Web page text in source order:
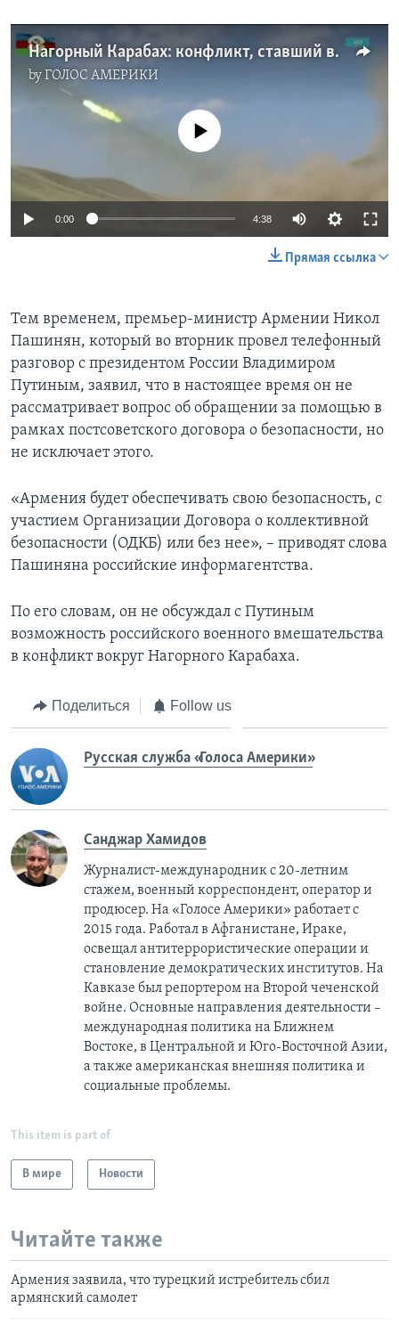
Нагорный Карабах: конфликт, ставший войной
byГОЛОС АМЕРИКИ
No media source currently available
0:00 4:38
Прямая ссылка
Тем временем, премьер-министр Армении Никол
Пашинян, который во вторник провел телефонный
разговор с президентом России Владимиром
Путиным, заявил, что в настоящее время он не
рассматривает вопрос об обращении за помощью в
рамках постсоветского договора о безопасности, но
не исключает этого.
«Армения будет обеспечивать свою безопасность, с
участием Организации Договора о коллективной
безопасности (ОДКБ) или без нее», – приводят слова
Пашиняна российские информагентства.
По его словам, он не обсуждал с Путиным
возможность российского военного вмешательства
в конфликт вокруг Нагорного Карабаха.
Поделиться Follow us
Русская служба «Голоса Америки»
Санджар Хамидов
Журналист-международник с 20-летним
стажем, военный корреспондент, оператор и
продюсер. На «Голосе Америки» работает с
2015 года. Работал в Афганистане, Ираке,
освещал антитеррористические операции и
становление демократических институтов. На
Кавказе был репортером на Второй чеченской
войне. Основные направления деятельности –
международная политика на Ближнем
Востоке, в Центральной и Юго-Восточной Азии,
a также американская внешняя политика и
социальные проблемы.
This item is part of
В мире Новости
Читайте также
Армения заявила, что турецкий истребитель сбил
армянский самолет